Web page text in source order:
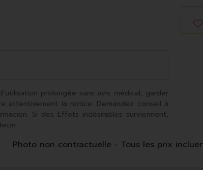
prolongée sans avis médical, garder
attentivement la notice. Demandez conseil à
Si des Effets indésirables surviennent,
Photo non contractuelle - Tous les prix